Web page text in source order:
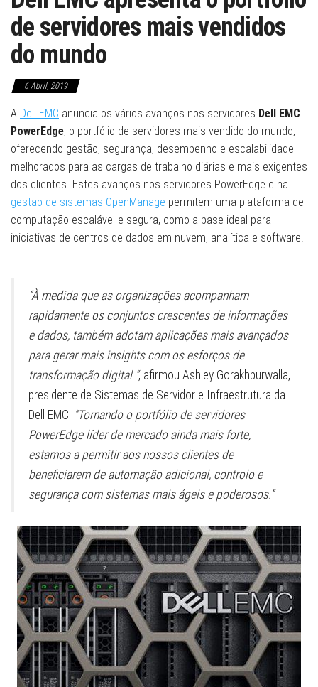
de servidores mais vendidos
do mundo
6 Abril, 2019
A Dell EMC anuncia os vários avanços nos servidores Dell EMC
PowerEdge, o portfólio de servidores mais vendido do mundo,
oferecendo gestão, segurança, desempenho e escalabilidade
melhorados para as cargas de trabalho diárias e mais exigentes
dos clientes. Estes avanços nos servidores PowerEdge e na
gestão de sistemas OpenManage permitem uma plataforma de
computação escalável e segura, como a base ideal para
iniciativas de centros de dados em nuvem, analítica e software.
“À medida que as organizações acompanham
rapidamente os conjuntos crescentes de informações
e dados, também adotam aplicações mais avançados
para gerar mais insights com os esforços de
transformação digital “, afirmou Ashley Gorakhpurwalla,
presidente de Sistemas de Servidor e Infraestrutura da
Dell EMC. “Tornando o portfólio de servidores
PowerEdge líder de mercado ainda mais forte,
estamos a permitir aos nossos clientes de
beneficiarem de automação adicional, controlo e
segurança com sistemas mais ágeis e poderosos.”